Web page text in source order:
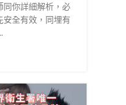
同你詳細解析，必
安全有效，同埋有